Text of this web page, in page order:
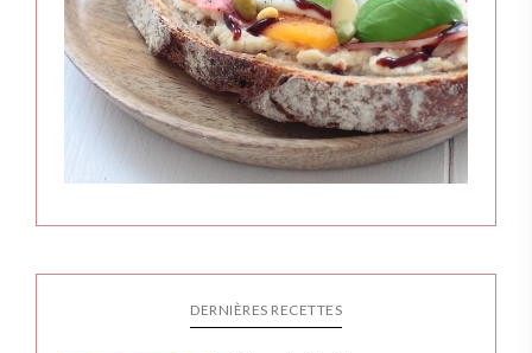
DERNIÈRES RECETTES